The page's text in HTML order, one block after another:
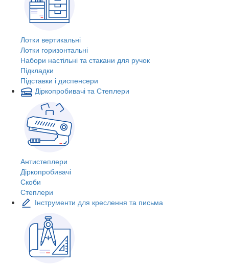
Лотки вертикальні
Лотки горизонтальні
Набори настільні та стакани для ручок
Підкладки
Підставки і диспенсери
Діркопробивачі та Степлери
Антистеплери
Діркопробивачі
Скоби
Степлери
Інструменти для креслення та письма